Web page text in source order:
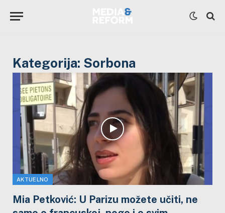
Kategorija: Sorbona
AKTUELNO
Mia Petković: U Parizu možete učiti, ne